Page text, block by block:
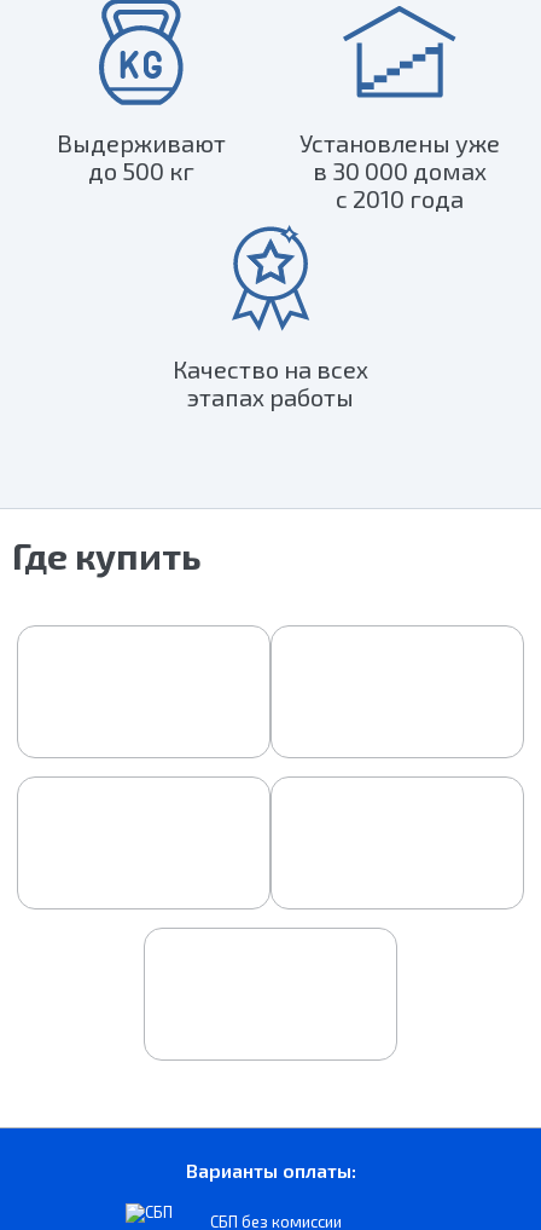
Выдерживают
до 500 кг
Установлены уже
в 30 000 домах
с 2010 года
Качество на всех
этапах работы
Где купить
Варианты оплаты:
СБП без комиссии